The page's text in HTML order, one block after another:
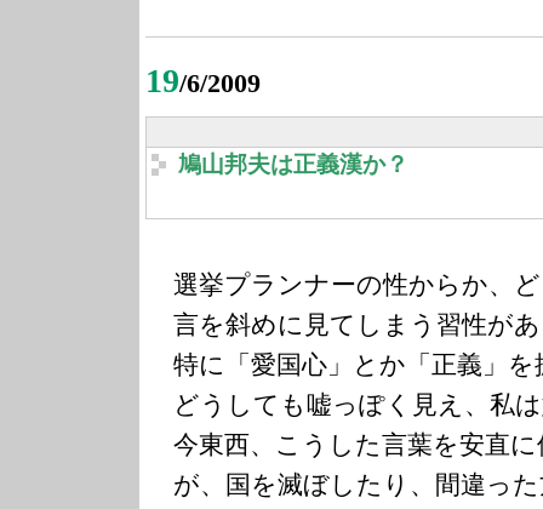
19/6/2009
鳩山邦夫は正義漢か？
選挙プランナーの性からか、
言を斜めに見てしまう習性が
特に「愛国心」とか「正義」
どうしても嘘っぽく見え、私
今東西、こうした言葉を安直
が、国を滅ぼしたり、間違っ